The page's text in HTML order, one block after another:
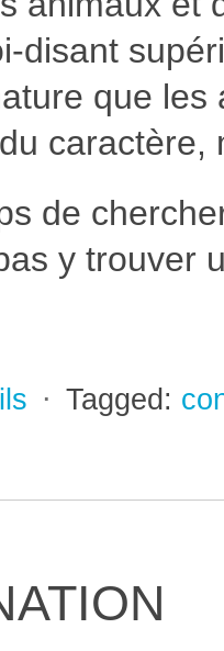
disant
que
caractère,
de
y trouver
⋅ Tagged: